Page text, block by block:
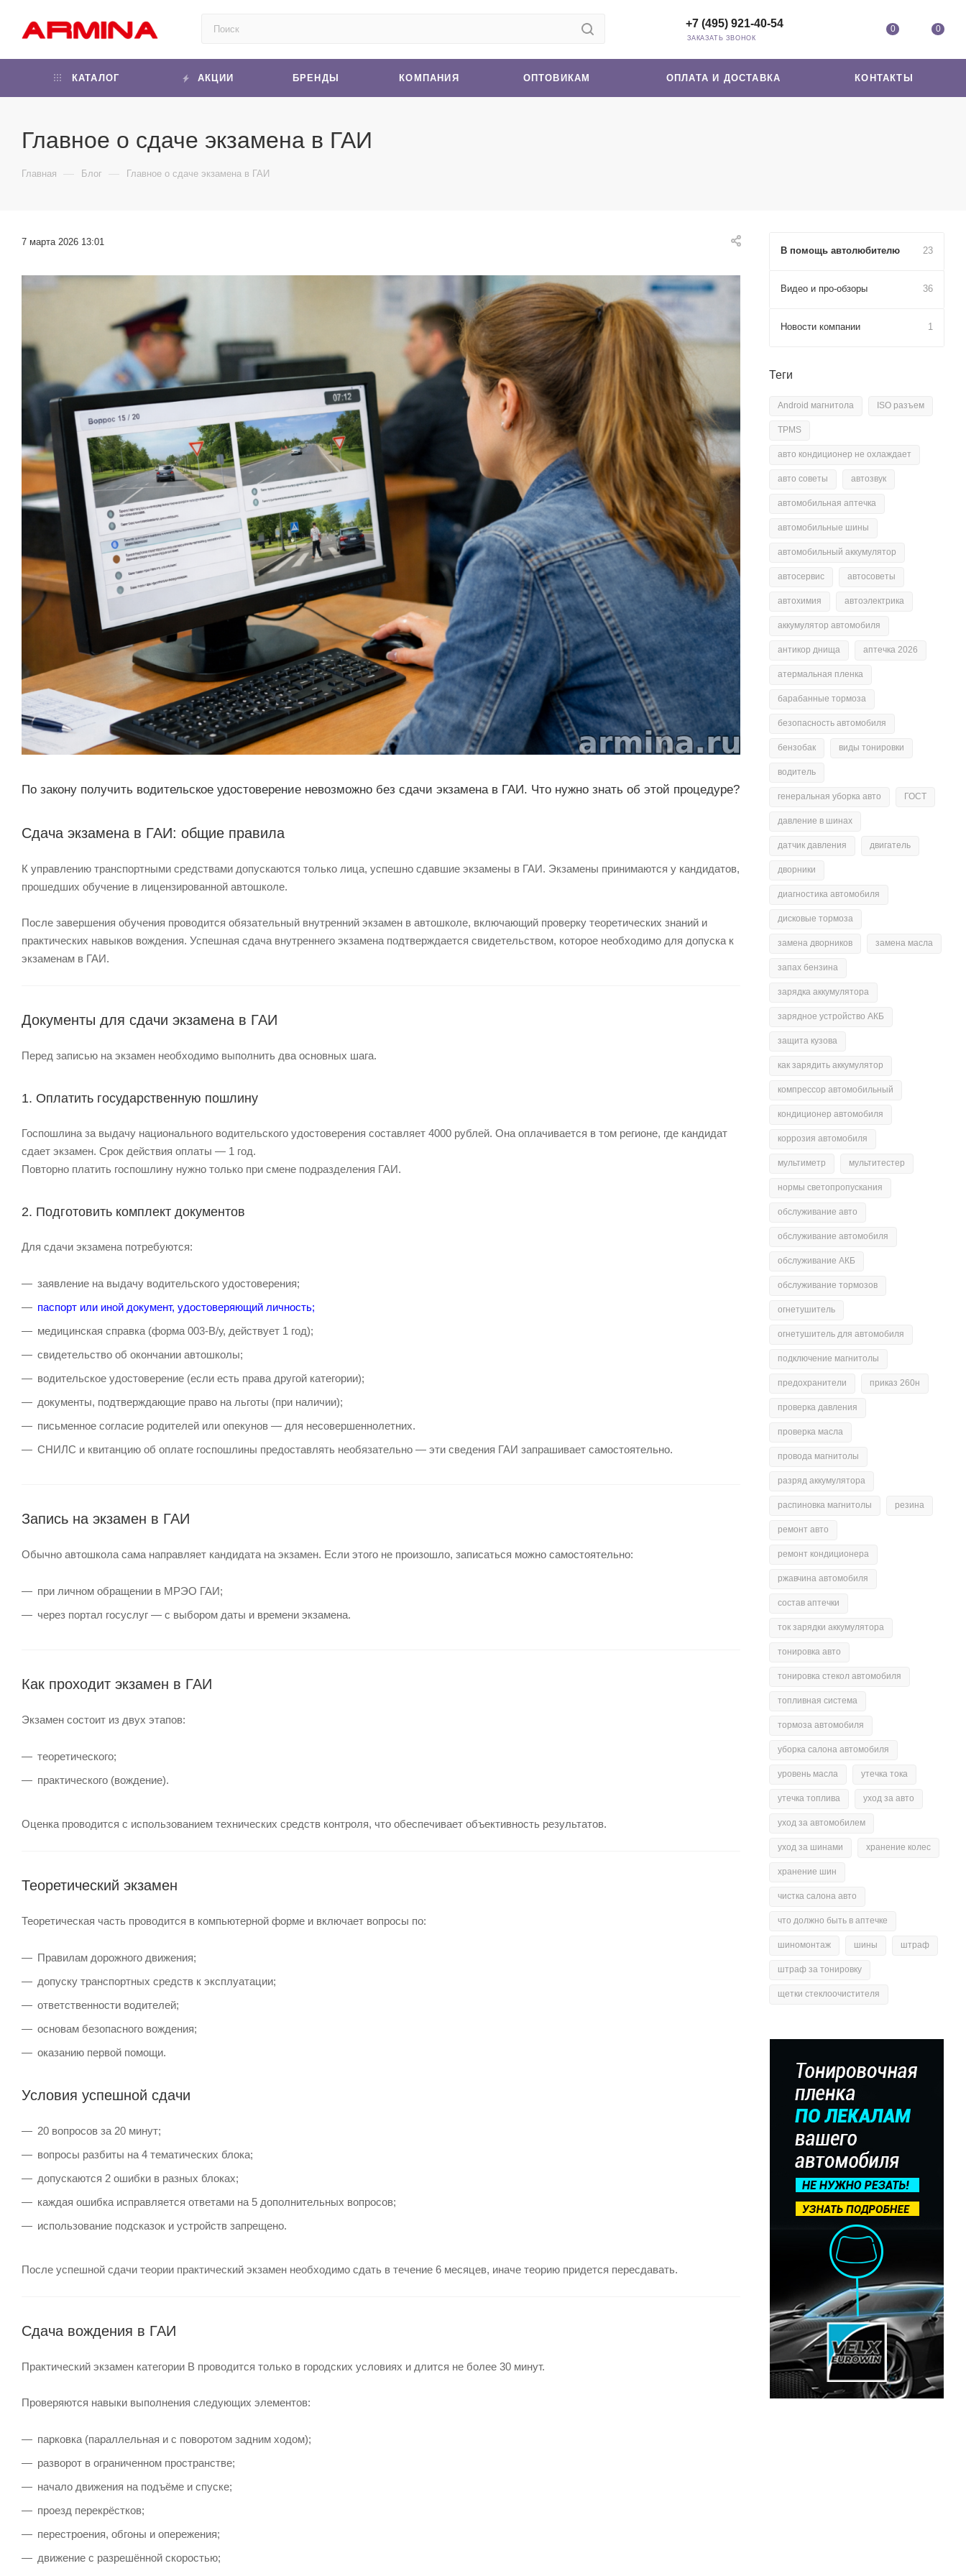
0 0
+7 (495) 921-40-54
ЗАКАЗАТЬ ЗВОНОК
КАТАЛОГ АКЦИИ БРЕНДЫ КОМПАНИЯ ОПТОВИКАМ ОПЛАТА И ДОСТАВКА КОНТАКТЫ
Главное о сдаче экзамена в ГАИ
Главная — Блог — Главное о сдаче экзамена в ГАИ
7 марта 2026 13:01
По закону получить водительское удостоверение невозможно без сдачи экзамена в ГАИ. Что нужно знать об этой процедуре?
Сдача экзамена в ГАИ: общие правила
К управлению транспортными средствами допускаются только лица, успешно сдавшие экзамены в ГАИ. Экзамены принимаются у кандидатов,
прошедших обучение в лицензированной автошколе.
После завершения обучения проводится обязательный внутренний экзамен в автошколе, включающий проверку теоретических знаний и
практических навыков вождения. Успешная сдача внутреннего экзамена подтверждается свидетельством, которое необходимо для допуска к
экзаменам в ГАИ.
Документы для сдачи экзамена в ГАИ
Перед записью на экзамен необходимо выполнить два основных шага.
1. Оплатить государственную пошлину
Госпошлина за выдачу национального водительского удостоверения составляет 4000 рублей. Она оплачивается в том регионе, где кандидат
сдает экзамен. Срок действия оплаты — 1 год.
Повторно платить госпошлину нужно только при смене подразделения ГАИ.
2. Подготовить комплект документов
Для сдачи экзамена потребуются:
заявление на выдачу водительского удостоверения;
паспорт или иной документ, удостоверяющий личность;
медицинская справка (форма 003-В/у, действует 1 год);
свидетельство об окончании автошколы;
водительское удостоверение (если есть права другой категории);
документы, подтверждающие право на льготы (при наличии);
письменное согласие родителей или опекунов — для несовершеннолетних.
СНИЛС и квитанцию об оплате госпошлины предоставлять необязательно — эти сведения ГАИ запрашивает самостоятельно.
Запись на экзамен в ГАИ
Обычно автошкола сама направляет кандидата на экзамен. Если этого не произошло, записаться можно самостоятельно:
при личном обращении в МРЭО ГАИ;
через портал госуслуг — с выбором даты и времени экзамена.
Как проходит экзамен в ГАИ
Экзамен состоит из двух этапов:
теоретического;
практического (вождение).
Оценка проводится с использованием технических средств контроля, что обеспечивает объективность результатов.
Теоретический экзамен
Теоретическая часть проводится в компьютерной форме и включает вопросы по:
Правилам дорожного движения;
допуску транспортных средств к эксплуатации;
ответственности водителей;
основам безопасного вождения;
оказанию первой помощи.
Условия успешной сдачи
20 вопросов за 20 минут;
вопросы разбиты на 4 тематических блока;
допускаются 2 ошибки в разных блоках;
каждая ошибка исправляется ответами на 5 дополнительных вопросов;
использование подсказок и устройств запрещено.
После успешной сдачи теории практический экзамен необходимо сдать в течение 6 месяцев, иначе теорию придется пересдавать.
Сдача вождения в ГАИ
Практический экзамен категории B проводится только в городских условиях и длится не более 30 минут.
Проверяются навыки выполнения следующих элементов:
парковка (параллельная и с поворотом задним ходом);
разворот в ограниченном пространстве;
начало движения на подъёме и спуске;
проезд перекрёстков;
перестроения, обгоны и опережения;
движение с разрешённой скоростью;
В помощь автолюбителю 23
Видео и про-обзоры 36
Новости компании 1
Теги
Android магнитола ISO разъем
TPMS
авто кондиционер не охлаждает
авто советы автозвук
автомобильная аптечка
автомобильные шины
автомобильный аккумулятор
автосервис автосоветы
автохимия автоэлектрика
аккумулятор автомобиля
антикор днища аптечка 2026
атермальная пленка
барабанные тормоза
безопасность автомобиля
бензобак виды тонировки
водитель
генеральная уборка авто ГОСТ
давление в шинах
датчик давления двигатель
дворники
диагностика автомобиля
дисковые тормоза
замена дворников замена масла
запах бензина
зарядка аккумулятора
зарядное устройство АКБ
защита кузова
как зарядить аккумулятор
компрессор автомобильный
кондиционер автомобиля
коррозия автомобиля
мультиметр мультитестер
нормы светопропускания
обслуживание авто
обслуживание автомобиля
обслуживание АКБ
обслуживание тормозов
огнетушитель
огнетушитель для автомобиля
подключение магнитолы
предохранители приказ 260н
проверка давления
проверка масла
провода магнитолы
разряд аккумулятора
распиновка магнитолы резина
ремонт авто
ремонт кондиционера
ржавчина автомобиля
состав аптечки
ток зарядки аккумулятора
тонировка авто
тонировка стекол автомобиля
топливная система
тормоза автомобиля
уборка салона автомобиля
уровень масла утечка тока
утечка топлива уход за авто
уход за автомобилем
уход за шинами хранение колес
хранение шин
чистка салона авто
что должно быть в аптечке
шиномонтаж шины штраф
штраф за тонировку
щетки стеклоочистителя